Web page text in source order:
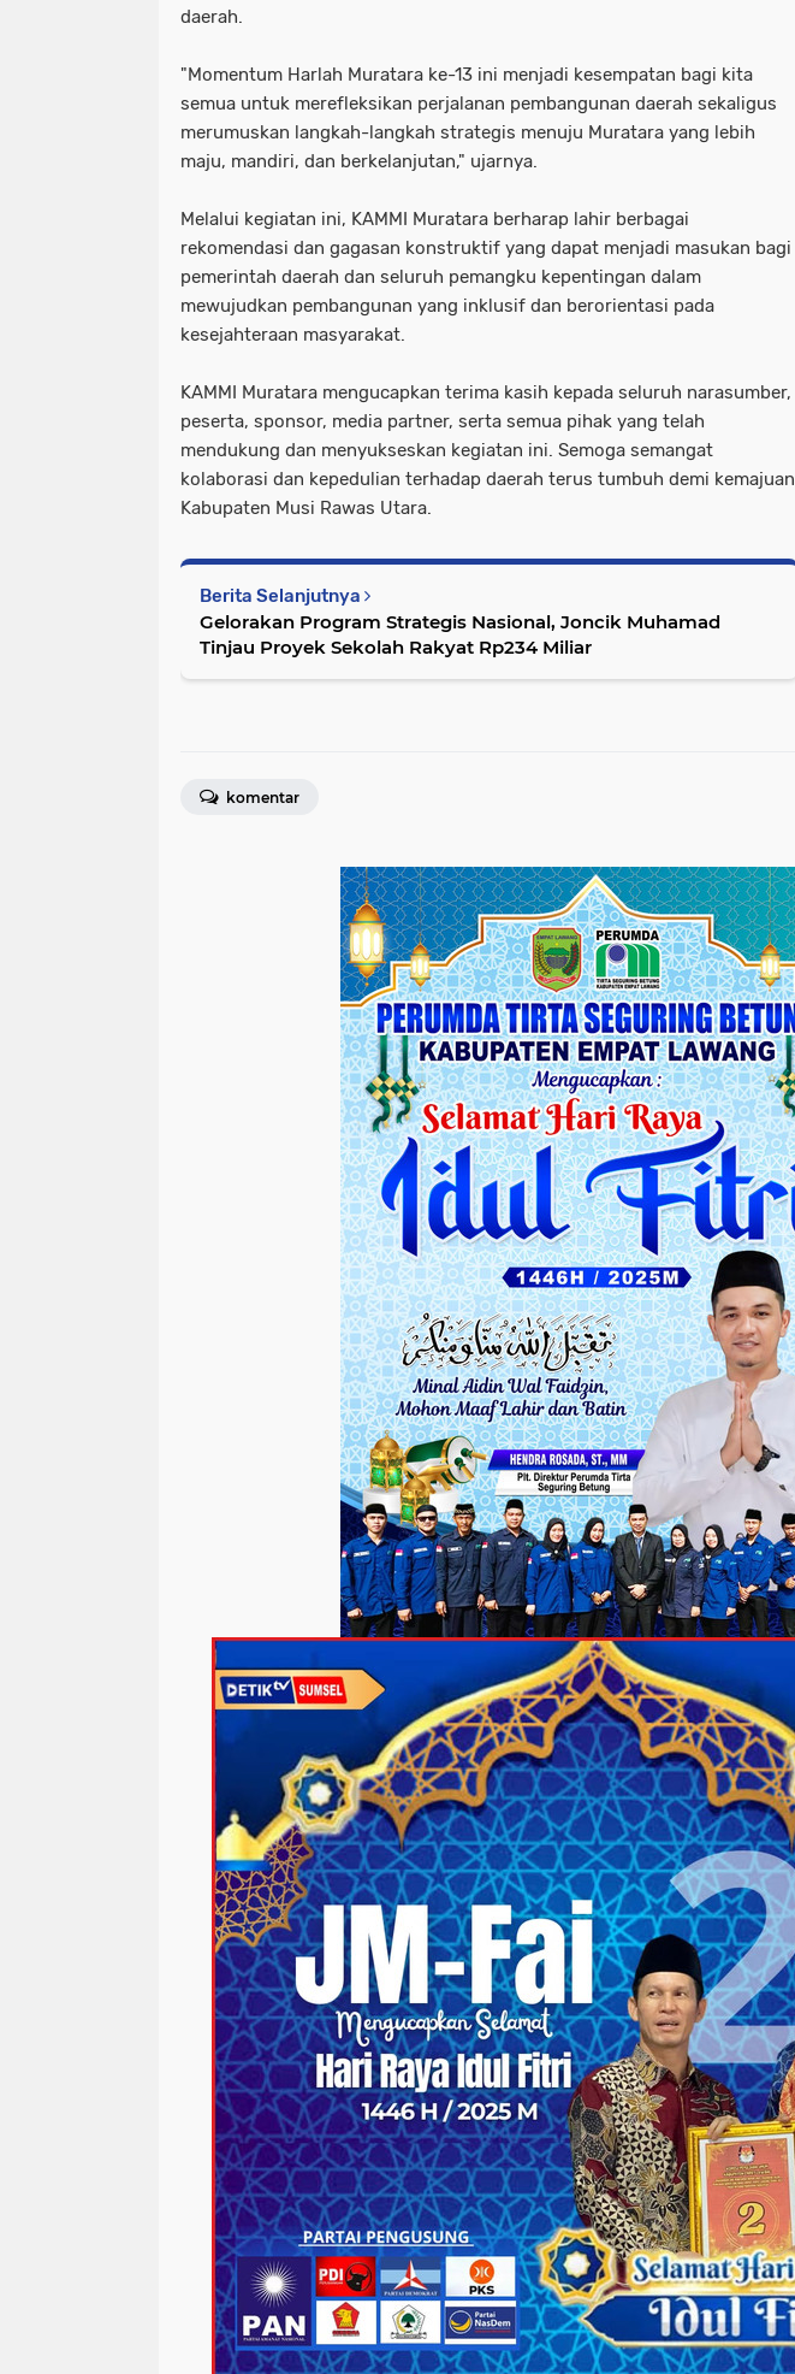
daerah.
"Momentum Harlah Muratara ke-13 ini menjadi kesempatan bagi kita
semua untuk merefleksikan perjalanan pembangunan daerah sekaligus
merumuskan langkah-langkah strategis menuju Muratara yang lebih
maju, mandiri, dan berkelanjutan," ujarnya.
Melalui kegiatan ini, KAMMI Muratara berharap lahir berbagai
rekomendasi dan gagasan konstruktif yang dapat menjadi masukan bagi
pemerintah daerah dan seluruh pemangku kepentingan dalam
mewujudkan pembangunan yang inklusif dan berorientasi pada
kesejahteraan masyarakat.
KAMMI Muratara mengucapkan terima kasih kepada seluruh narasumber,
peserta, sponsor, media partner, serta semua pihak yang telah
mendukung dan menyukseskan kegiatan ini. Semoga semangat
kolaborasi dan kepedulian terhadap daerah terus tumbuh demi kemajuan
Kabupaten Musi Rawas Utara.
Berita Selanjutnya
Gelorakan Program Strategis Nasional, Joncik Muhamad
Tinjau Proyek Sekolah Rakyat Rp234 Miliar
komentar